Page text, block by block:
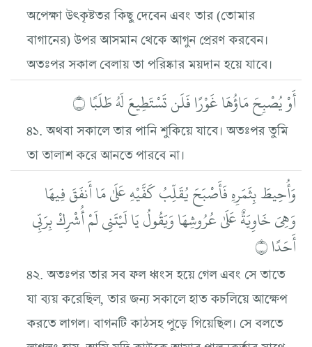
অপেক্ষা উৎকৃষ্টতর কিছু দেবেন এবং তার (তোমার
বাগানের) উপর আসমান থেকে আগুন প্রেরণ করবেন।
অতঃপর সকাল বেলায় তা পরিষ্কার ময়দান হয়ে যাবে।
أَوْ يُصْبِحَ مَاؤُهَا غَوْرًا فَلَن تَسْتَطِيعَ لَهُ طَلَبًا ۝
৪১. অথবা সকালে তার পানি শুকিয়ে যাবে। অতঃপর তুমি
তা তালাশ করে আনতে পারবে না।
وَأُحِيطَ بِثَمَرِهِ فَأَصْبَحَ يُقَلِّبُ كَفَّيْهِ عَلَىٰ مَا أَنفَقَ فِيهَا
وَهِيَ خَاوِيَةٌ عَلَىٰ عُرُوشِهَا وَيَقُولُ يَا لَيْتَنِي لَمْ أُشْرِكْ بِرَبِّي
أَحَدًا ۝
৪২. অতঃপর তার সব ফল ধ্বংস হয়ে গেল এবং সে তাতে
যা ব্যয় করেছিল, তার জন্য সকালে হাত কচলিয়ে আক্ষেপ
করতে লাগল। বাগনটি কাঠসহ পুড়ে গিয়েছিল। সে বলতে
লাগলঃ হায়, আমি যদি কাউকে আমার পালনকর্তার সাথে